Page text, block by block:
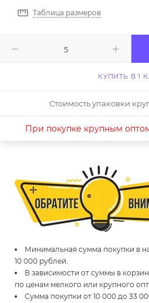
Таблица размеров
КУПИТЬ В 1
Стоимость упаковки
При покупке крупным
Минимальная сумма покупки в
10 000 рублей.
В зависимости от суммы в
по ценам мелкого или крупного
Сумма покупки от 10 000 до 33